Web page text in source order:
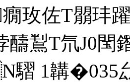
玫佐T朤玤
鵥T氘J0閠
騽 1韝